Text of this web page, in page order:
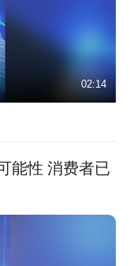
02:14
能性 消费者已